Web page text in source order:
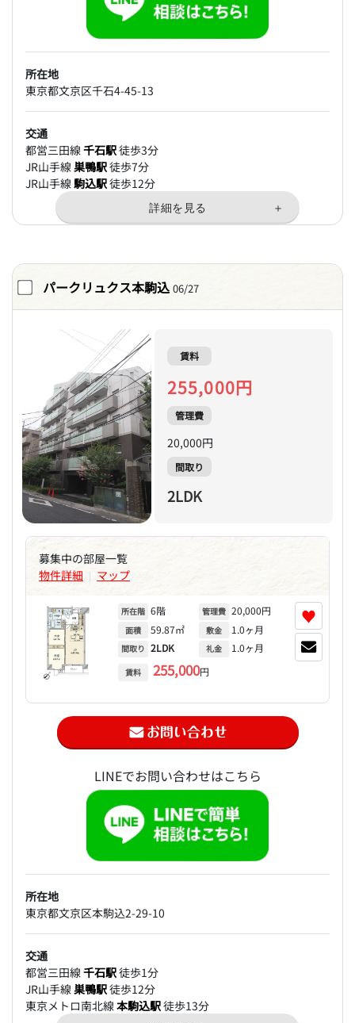
所在地
東京都文京区千石4-45-13
交通
都営三田線千石駅徒歩3分
JR山手線巣鴨駅徒歩7分
JR山手線駒込駅徒歩12分
パークリュクス本駒込 06/27
賃料
255,000円
管理費
20,000円
間取り
2LDK
募集中の部屋一覧
物件詳細 | マップ
所在階 6階
面積 59.87㎡
間取り 2LDK
賃料 255,000円
管理費 20,000円
敷金 1.0ヶ月
礼金 1.0ヶ月
♥
LINEでお問い合わせはこちら
所在地
東京都文京区本駒込2-29-10
交通
都営三田線千石駅徒歩1分
JR山手線巣鴨駅徒歩12分
東京メトロ南北線本駒込駅徒歩13分